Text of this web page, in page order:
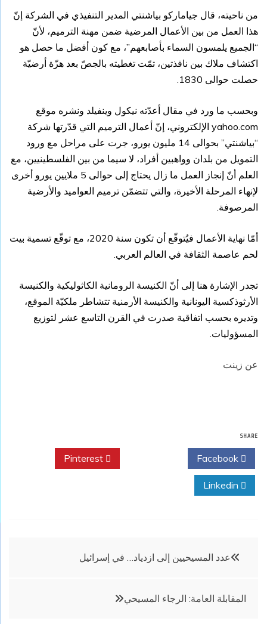
من ناحيته، قال جياماركو بياشنتي المدير التنفيذي في الشركة إنّ
هذا العمل من بين الأعمال المرضية ضمن مهنة الترميم، لأنّ
“الجميع يلمسون السماء بأصابعهم”، مع كون أفضل ما حصل هو
اكتشاف ملاك بين نافذتين، تمّت تغطيته بالجصّ بعد هزّة أرضيّة
حصلت حوالى 1830.
وبحسب ما ورد في مقال أعدّته نيكول وينفيلد ونشره موقع
yahoo.com الإلكتروني، إنّ أعمال الترميم التي قدّرتها شركة
“بياشنتي” بحوالى 14 مليون يورو، جرت على مراحل مع ورود
التمويل من بلدان وواهبين أفراد، لا سيما من بين الفلسطينيين، مع
العلم أنّ إنجاز العمل ما زال يحتاج إلى حوالى 5 ملايين يورو أخرى
لإنهاء المرحلة الأخيرة، والتي تتضمّن ترميم العواميد والأرضية
المرصوفة.
أمّا نهاية الأعمال فيُتوقّع أن تكون سنة 2020، مع توقّع تسمية بيت
لحم عاصمة الثقافة في العالم العربي.
تجدر الإشارة هنا إلى أنّ الكنيسة الرومانية الكاثوليكية والكنيسة
الأرثوذكسية اليونانية والكنيسة الأرمنية تتشاطر ملكيّة الموقع،
وتديره بحسب اتفاقية صدرت في القرن التاسع عشر لتوزيع
المسؤوليات.
عن زينت
SHARE
تصفّح
عدد المسيحيين إلى ازدياد… في إسرائيل
المقابلة العامة: الرجاء المسيحي